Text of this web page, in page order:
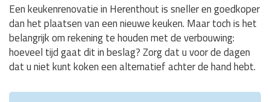
Een keukenrenovatie in Herenthout is sneller en goedkoper
dan het plaatsen van een nieuwe keuken. Maar toch is het
belangrijk om rekening te houden met de verbouwing:
hoeveel tijd gaat dit in beslag? Zorg dat u voor de dagen
dat u niet kunt koken een alternatief achter de hand hebt.